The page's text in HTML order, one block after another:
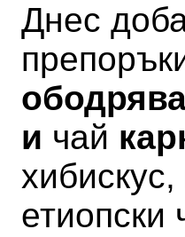
Днес
и чай
етиопски